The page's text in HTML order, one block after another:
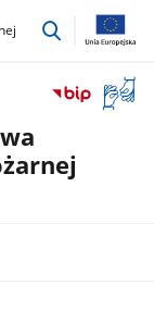
przejdź
okno